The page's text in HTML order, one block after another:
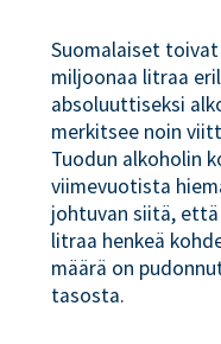
Suomalaiset
miljoonaa litraa
absoluuttiseksi
merkitsee noin
Tuodun alkoholin
viimevuotista
johtuvan siitä,
litraa henkeä
määrä on
tasosta.